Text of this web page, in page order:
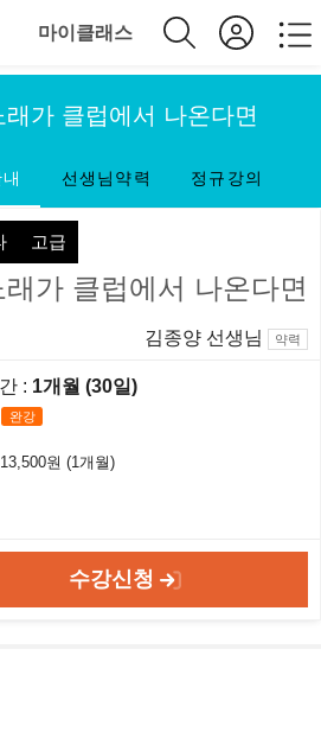
마이클래스
래가 클럽에서 나온다면
선생님약력 정규강의
고급
래가 클럽에서 나온다면
김종양 선생님 약력
: 1개월 (30일)
완강
13,500원 (1개월)
수강신청